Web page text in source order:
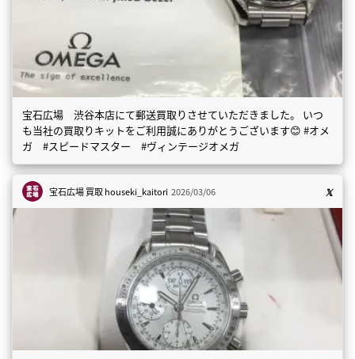
宝石広場 渋谷本店にて郵送買取りさせていただきました。 いつ
も当社の買取りキットをご利用誠にありがとうございます😊 #オメ
ガ #スピードマスター #ヴィンテージオメガ
宝石広場 買取houseki_kaitori 2026/03/06